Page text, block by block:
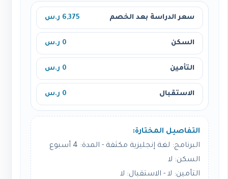
سعر الدراسة بعد الخصم 6,375 ر.س
السكن 0 ر.س
التأمين 0 ر.س
الاستقبال 0 ر.س
التفاصيل المختارة:
البرنامج: لغة إنجليزية مكثفة - المدة: 4 أسبوع
السكن: لا
التأمين: لا - الاستقبال: لا